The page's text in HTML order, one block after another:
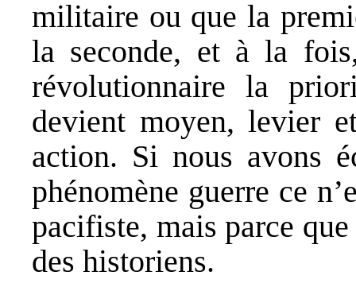
militaire ou que la
la seconde, et à la
révolutionnaire la
devient moyen, levier
action. Si nous avons
phénomène guerre ce
pacifiste, mais parce
des historiens.